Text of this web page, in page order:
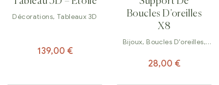
Décorations, Tableaux 3D
139,00 €
Boucles D’oreilles
X8
Bijoux,Boucles D'oreilles,
28,00 €